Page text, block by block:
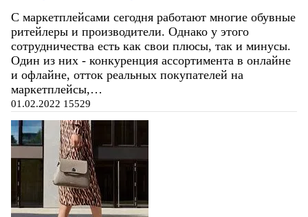
С маркетплейсами сегодня работают многие обувные
ритейлеры и производители. Однако у этого
сотрудничества есть как свои плюсы, так и минусы.
Один из них - конкуренция ассортимента в онлайне
и офлайне, отток реальных покупателей на
маркетплейсы,…
01.02.2022 15529